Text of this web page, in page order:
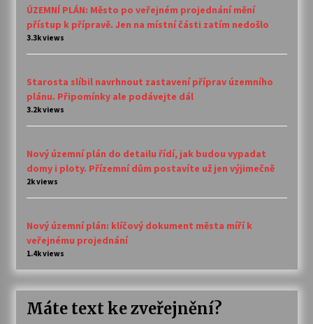
ÚZEMNÍ PLÁN: Město po veřejném projednání mění
přístup k přípravě. Jen na místní části zatím nedošlo
3.3k views
Starosta slíbil navrhnout zastavení příprav územního
plánu. Připomínky ale podávejte dál
3.2k views
Nový územní plán do detailu řídí, jak budou vypadat
domy i ploty. Přízemní dům postavíte už jen výjimečně
2k views
Nový územní plán: klíčový dokument města míří k
veřejnému projednání
1.4k views
Máte text ke zveřejnění?